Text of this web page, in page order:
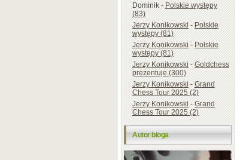
Dominik-Polskie występy
(83)
Jerzy Konikowski-Polskie
występy (81)
Jerzy Konikowski-Polskie
występy (81)
Jerzy Konikowski-Goldchess
prezentuje (300)
Jerzy Konikowski-Grand
Chess Tour 2025 (2)
Jerzy Konikowski-Grand
Chess Tour 2025 (2)
Autor bloga